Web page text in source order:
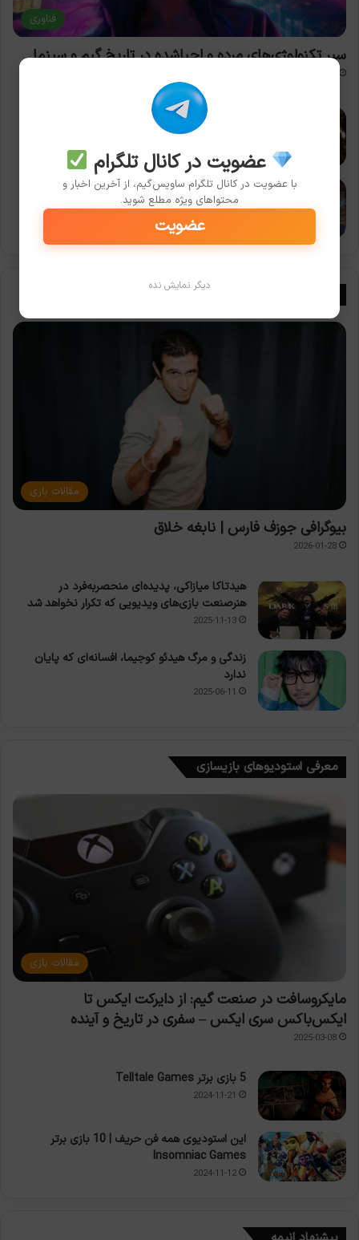
فناوری
سیر تکنولوژی‌های مرده و احیاشده در تاریخ گیم و سینما
می‌کند؟ (به زبان آدمیزاد!)
مقایسه زبان‌های برنامه‌نویسی گیم: C++ در مقابل
2026-08-02
مقالات بازی
بیوگرافی جوزف فارس | نابغه خلاق
2026-01-28
هیدتاکا میازاکی، پدیده‌ای منحصربه‌فرد در
هنرصنعت بازی‌های ویدیویی که تکرار نخواهد شد
2025-11-13
زندگی و مرگ هیدئو کوجیما، افسانه‌ای که پایان
ندارد
2025-06-11
معرفی استودیوهای بازیسازی
مقالات بازی
مایکروسافت در صنعت گیم: از دایرکت ایکس تا
ایکس‌باکس سری ایکس – سفری در تاریخ و آینده
2025-03-08
5 بازی برتر Telltale Games
2024-11-21
این استودیوی همه فن حریف | 10 بازی برتر
Insomniac Games
2024-11-12
عضویت در کانال تلگرام
با عضویت در کانال تلگرام ساویس‌گیم، از آخرین اخبار و
محتواهای ویژه مطلع شوید.
عضویت
دیگر نمایش نده